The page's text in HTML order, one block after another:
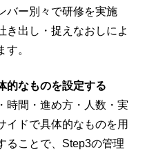
バー別々で研修を実施
き出し・捉えなおしによ
。
的なものを設定する
時間・進め方・人数・実
イドで具体的なものを用
ることで、Step3の管理